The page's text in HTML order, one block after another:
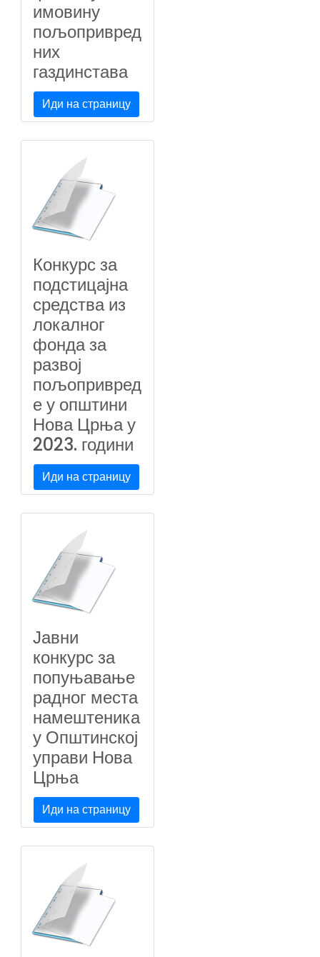
имовину
пољопривред
них
газдинстава
Иди на страницу
Конкурс за
подстицајна
средства из
локалног
фонда за
развој
пољопривред
е у општини
Нова Црња у
2023. години
Иди на страницу
Јавни
конкурс за
попуњавање
радног места
намештеника
у Општинској
управи Нова
Црња
Иди на страницу